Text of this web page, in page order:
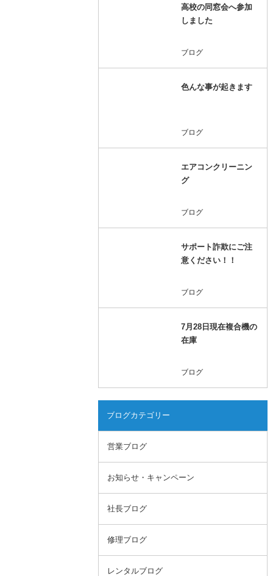
高校の同窓会へ参加
しました
ブログ
色んな事が起きます
ブログ
エアコンクリーニン
グ
ブログ
サポート詐欺にご注
意ください！！
ブログ
7月28日現在複合機の
在庫
ブログ
ブログカテゴリー
営業ブログ
お知らせ・キャンペーン
社長ブログ
修理ブログ
レンタルブログ